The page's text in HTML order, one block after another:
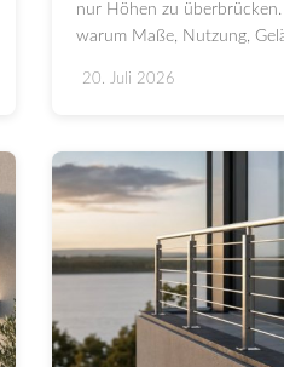
nur Höhen zu
warum Maße, Nutzung,
20. Juli 2026